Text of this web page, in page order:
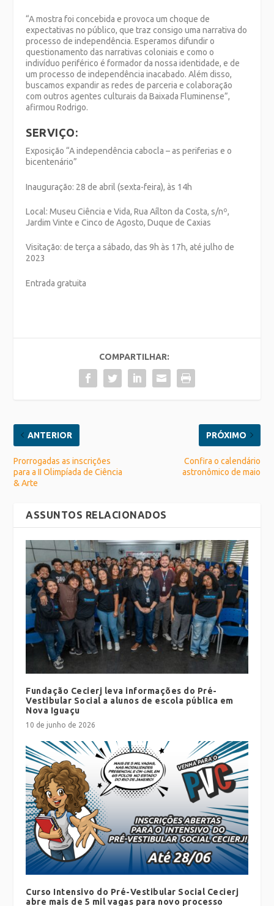
“A mostra foi concebida e provoca um choque de
expectativas no público, que traz consigo uma narrativa do
processo de independência. Esperamos difundir o
questionamento das narrativas coloniais e como o
indivíduo periférico é formador da nossa identidade, e de
um processo de independência inacabado. Além disso,
buscamos expandir as redes de parceria e colaboração
com outros agentes culturais da Baixada Fluminense”,
afirmou Rodrigo.
SERVIÇO:
Exposição “A independência cabocla – as periferias e o
bicentenário”
Inauguração: 28 de abril (sexta-feira), às 14h
Local: Museu Ciência e Vida, Rua Aílton da Costa, s/nº,
Jardim Vinte e Cinco de Agosto, Duque de Caxias
Visitação: de terça a sábado, das 9h às 17h, até julho de
2023
Entrada gratuita
COMPARTILHAR:
ANTERIOR
Prorrogadas as inscrições
para a II Olimpíada de Ciência
& Arte
PRÓXIMO
Confira o calendário
astronômico de maio
ASSUNTOS RELACIONADOS
Fundação Cecierj leva informações do Pré-
Vestibular Social a alunos de escola pública em
Nova Iguaçu
10 de junho de 2026
Curso Intensivo do Pré-Vestibular Social Cecierj
abre mais de 5 mil vagas para novo processo